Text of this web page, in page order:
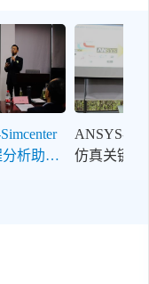
析助力
ANSYS-张
仿真关键技